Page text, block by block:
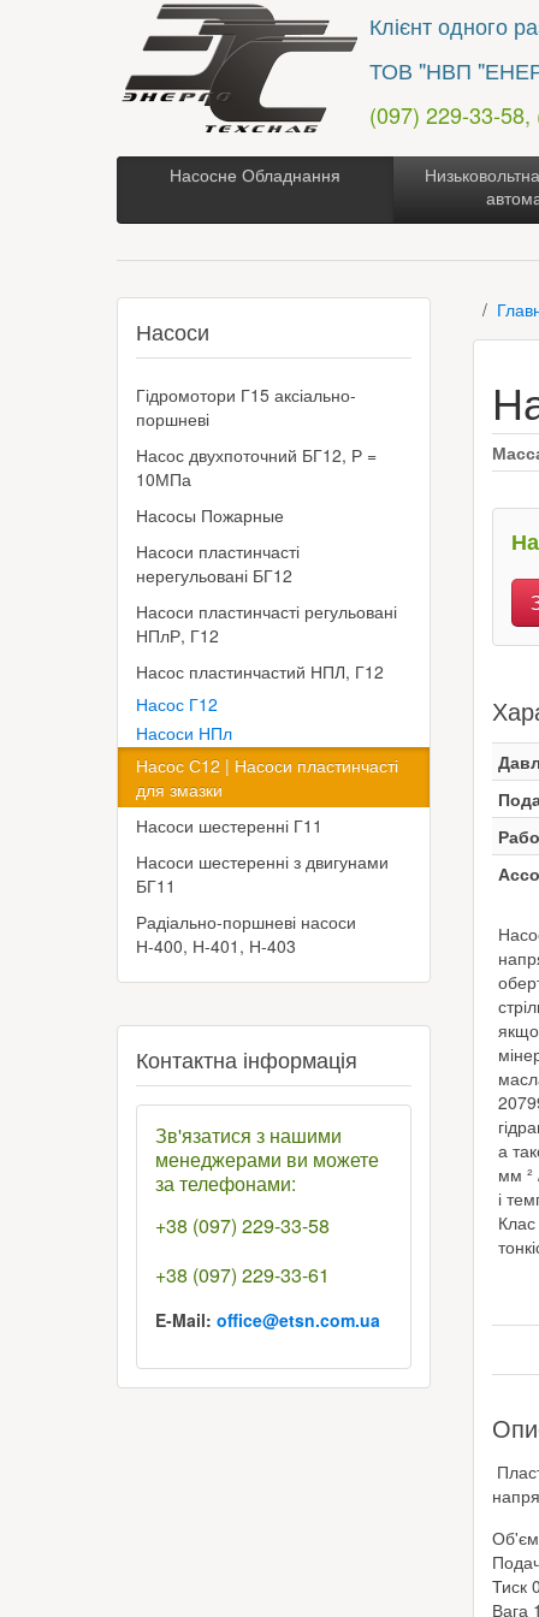
Клієнт одного
ТОВ "НВП
(097) 229-33-
Насосне Обладнання
а
мм ²
і
Тиск
Вага
Насоси
Гідромотори Г15 аксіально-
поршневі
Насос двухпоточний БГ12, Р =
10МПа
Насосы Пожарные
Насоси пластинчасті
нерегульовані БГ12
Насоси пластинчасті регульовані
НПлР, Г12
Насос пластинчастий НПЛ, Г12
Насос Г12
Насоси НПл
Насос С12 | Насоси пластинчасті
для змазки
Насоси шестеренні Г11
Насоси шестеренні з двигунами
БГ11
Радіально-поршневі насоси
Н-400, Н-401, Н-403
Контактна інформація
Зв'язатися з нашими
менеджерами ви можете
за телефонами:
+38 (097) 229-33-58
+38 (097) 229-33-61
E-Mail: office@etsn.com.ua